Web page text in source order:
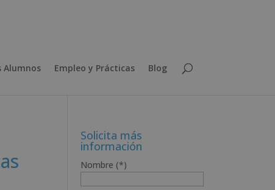
Alumnos Empleo y Prácticas Blog
Solicita más
información
Nombre (*)